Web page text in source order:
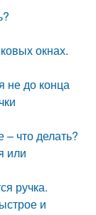
окнах.
не до конца
– что делать?
или
ручка.
и